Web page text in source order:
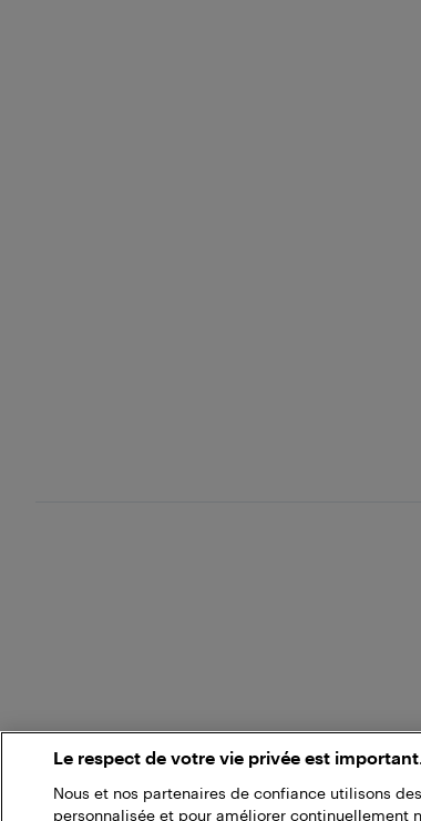
Le respect de votre vie privée est
Nous et nos partenaires de confiance utilisons
personnalisée et pour améliorer continuellement